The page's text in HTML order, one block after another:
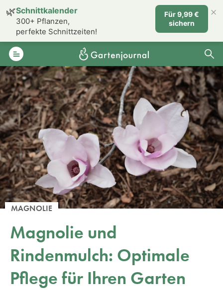
MAGNOLIE
Magnolie und
Rindenmulch: Optimale
Pflege für Ihren Garten
🌿Schnittkalender
300+ Pflanzen,
perfekte Schnittzeiten!
Für 9,99 €
sichern
×